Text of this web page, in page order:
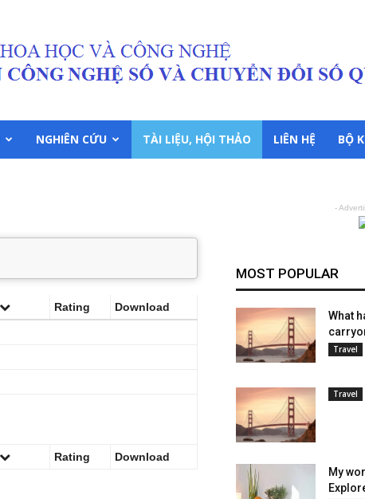
NGHIÊN CỨU TÀI LIỆU, HỘI THẢO LIÊN HỆ BỘ
Rating Download
Rating Download
-
MOST POPULAR
What
Travel
Travel
My